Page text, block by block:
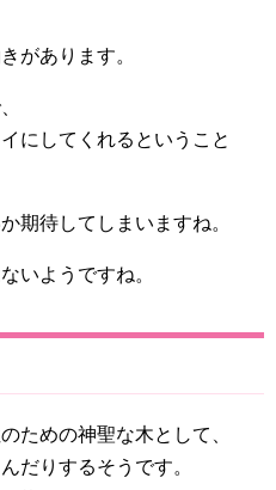
があります。
にしてくれるということ
期待してしまいますね。
いようですね。
ための神聖な木として、
だりするそうです。